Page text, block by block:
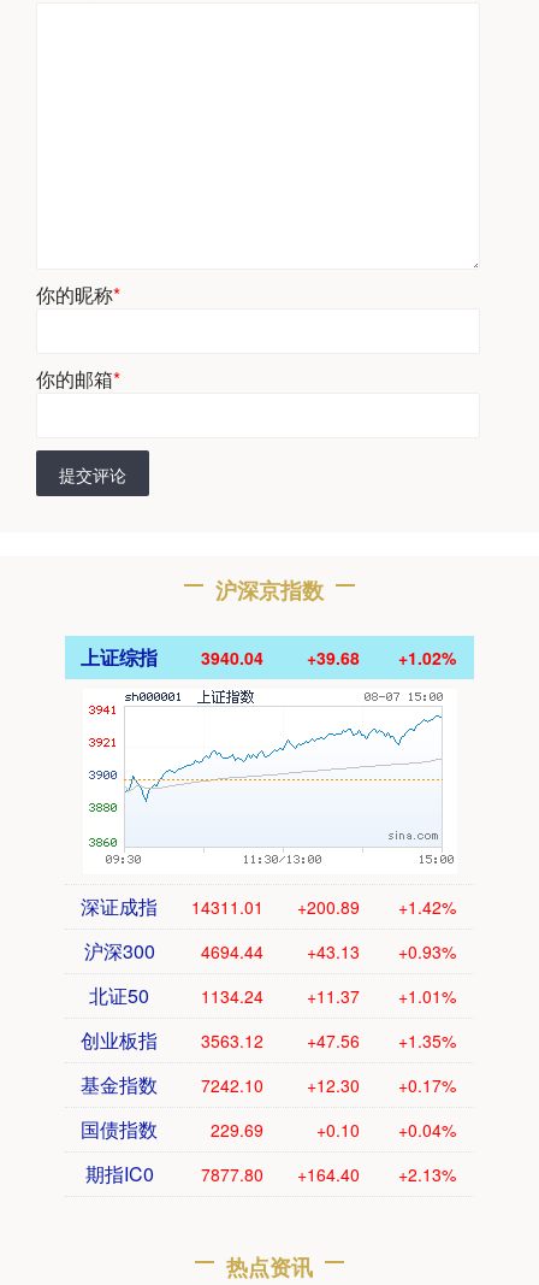
你的昵称*
你的邮箱*
提交评论
沪深京指数
上证综指 3940.04 +39.68 +1.02%
深证成指 14311.01 +200.89 +1.42%
沪深300 4694.44 +43.13 +0.93%
北证50 1134.24 +11.37 +1.01%
创业板指 3563.12 +47.56 +1.35%
基金指数 7242.10 +12.30 +0.17%
国债指数 229.69 +0.10 +0.04%
期指IC0 7877.80 +164.40 +2.13%
热点资讯